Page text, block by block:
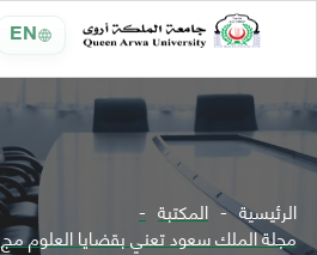
EN
الرئيسية المكتبة
مجلة الملك سعود تعني بقضايا العلوم مج 12 ل1982 - مج ل1998